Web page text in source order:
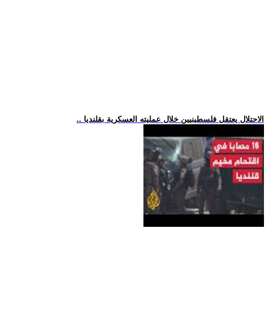
.. الاحتلال يعتقل فلسطينيين خلال عمليته العسكرية بقلنديا